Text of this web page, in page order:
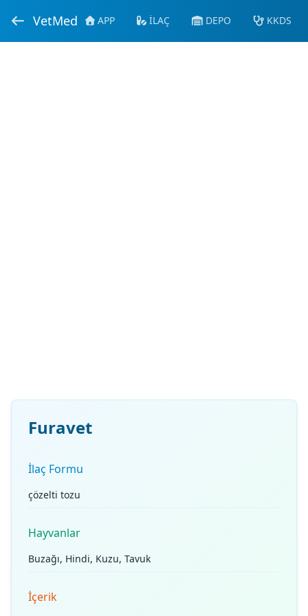
VetMed APP İLAÇ DEPO KKDS
Furavet
İlaç Formu
çözelti tozu
Hayvanlar
Buzağı, Hindi, Kuzu, Tavuk
İçerik